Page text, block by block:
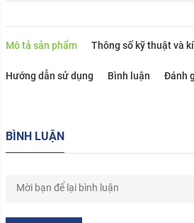
Mô tả sản phẩm Thông số kỹ thuật và
Hướng dẫn sử dụng Bình luận Đánh
BÌNH LUẬN